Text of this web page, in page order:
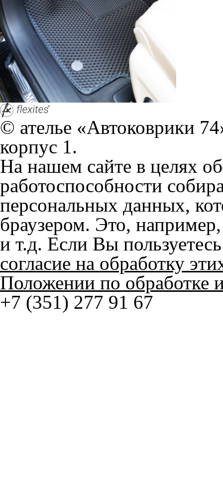
работоспособности
персональных данных,
браузером. Это,
и т.д. Если Вы
согласие на обработку
Положении по обработке
+7 (351) 277 91 67